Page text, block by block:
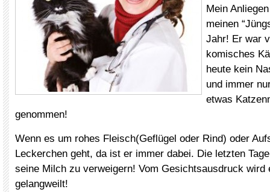
Mein
meinen
Jahr! Er war
komisches
heute kein
und immer
etwas
genommen!
Wenn es um rohes Fleisch(Geflügel oder Rind) oder
Leckerchen geht, da ist er immer dabei. Die letzten
seine Milch zu verweigern! Vom Gesichtsausdruck wird
gelangweilt!